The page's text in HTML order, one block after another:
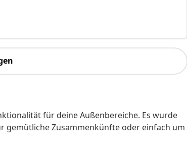
für deine Außenbereiche. Es wurde
gemütliche Zusammenkünfte oder einfach um